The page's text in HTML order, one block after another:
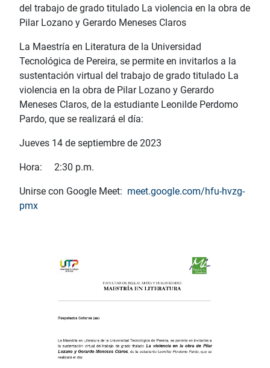
del trabajo de grado titulado La violencia en la obra de
Pilar Lozano y Gerardo Meneses Claros
La Maestría en Literatura de la Universidad
Tecnológica de Pereira, se permite en invitarlos a la
sustentación virtual del trabajo de grado titulado La
violencia en la obra de Pilar Lozano y Gerardo
Meneses Claros, de la estudiante Leonilde Perdomo
Pardo, que se realizará el día:
Jueves 14 de septiembre de 2023
Hora: 2:30 p.m.
Unirse con Google Meet: meet.google.com/hfu-hvzg-
pmx